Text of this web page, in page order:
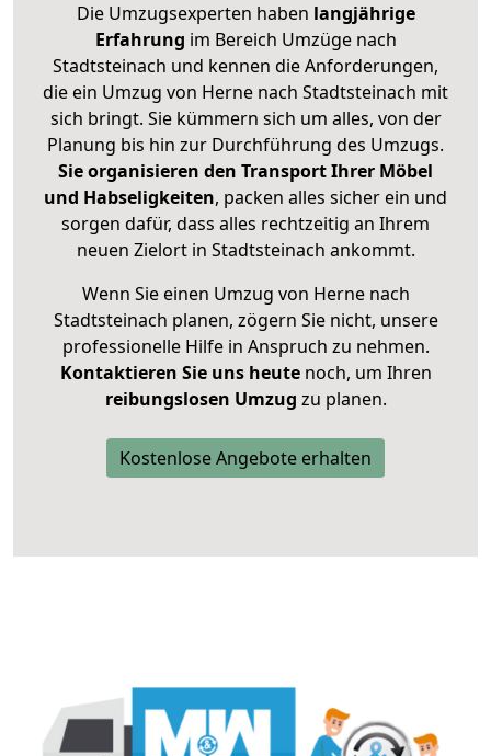
Die Umzugsexperten haben langjährige
Erfahrung im Bereich Umzüge nach
Stadtsteinach und kennen die Anforderungen,
die ein Umzug von Herne nach Stadtsteinach mit
sich bringt. Sie kümmern sich um alles, von der
Planung bis hin zur Durchführung des Umzugs.
Sie organisieren den Transport Ihrer Möbel
und Habseligkeiten, packen alles sicher ein und
sorgen dafür, dass alles rechtzeitig an Ihrem
neuen Zielort in Stadtsteinach ankommt.
Wenn Sie einen Umzug von Herne nach
Stadtsteinach planen, zögern Sie nicht, unsere
professionelle Hilfe in Anspruch zu nehmen.
Kontaktieren Sie uns heutenoch, um Ihren
reibungslosen Umzug zu planen.
Kostenlose Angebote erhalten